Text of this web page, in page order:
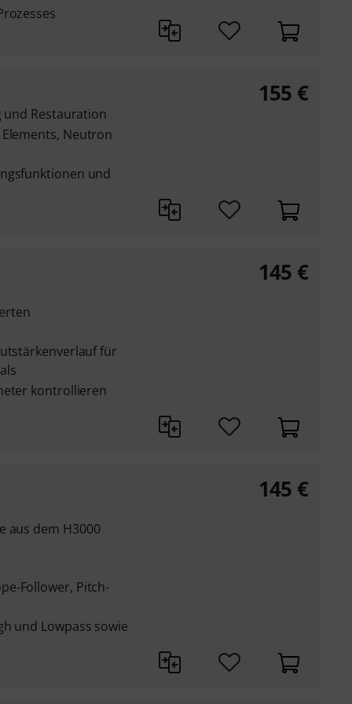
und Restauration
Neutron
und
155 €
für
kontrollieren
145 €
aus dem H3000
Follower, Pitch-
und Lowpass sowie
145 €